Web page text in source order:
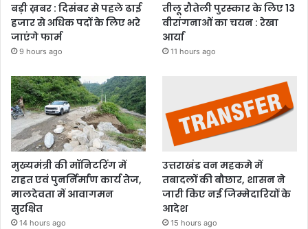
बड़ी ख़बर : दिसंबर से पहले ढाई
हजार से अधिक पदों के लिए भरे
जाएंगे फार्म
9 hours ago
तीलू रौतेली पुरस्कार के लिए 13
वीरांगनाओं का चयन : रेखा
आर्या
11 hours ago
मुख्यमंत्री की मॉनिटरिंग में
राहत एवं पुनर्निर्माण कार्य तेज,
मालदेवता में आवागमन
सुरक्षित
14 hours ago
उत्तराखंड वन महकमे में
तबादलों की बौछार, शासन ने
जारी किए नई जिम्मेदारियों के
आदेश
15 hours ago